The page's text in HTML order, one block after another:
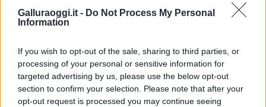
Galluraoggi.it - Do Not Process My Personal
Information
If you wish to opt-out of the sale, sharing to third parties, or
processing of your personal or sensitive information for
targeted advertising by us, please use the below opt-out
section to confirm your selection. Please note that after your
opt-out request is processed you may continue seeing
Calangianus, allarme sul centro accoglienza
Gallura, finti clienti svuotano le suite: furto da
50mila nel resort